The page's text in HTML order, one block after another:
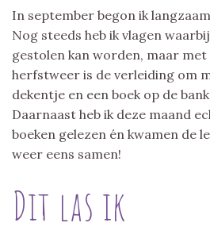
In september begon ik
Nog steeds heb ik vlagen
gestolen kan worden, maar
herfstweer is de verleiding om
dekentje en een boek op de
Daarnaast heb ik deze maand
boeken gelezen én kwamen de
weer eens samen!
Dit las ik